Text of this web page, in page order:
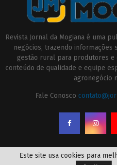
Revista Jornal da Mogiana é uma
negócios, trazendo informações
gestão rural para produtores e
conteúdo de qualidade e equipe
agronegócio
Fale Conosco
Este site usa cookies para